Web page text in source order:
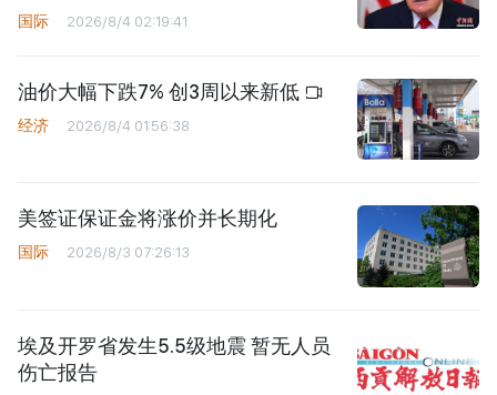
国际 2026/8/4 02:19:41
油价大幅下跌7% 创3周以来新低
经济 2026/8/4 01:56:38
美签证保证金将涨价并长期化
国际 2026/8/3 07:26:13
埃及开罗省发生5.5级地震 暂无人员
伤亡报告